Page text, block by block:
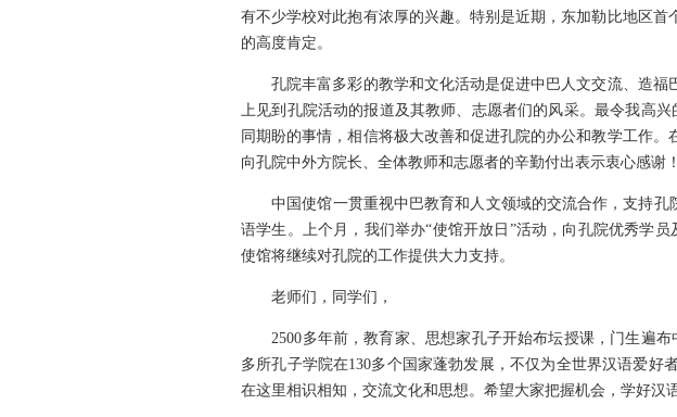
有不少学校对此抱有浓厚的兴趣。特别是近期，东加勒比地区
的高度肯定。
孔院丰富多彩的教学和文化活动是促进中巴人文交流、造福
上见到孔院活动的报道及其教师、志愿者们的风采。最令我高
同期盼的事情，相信将极大改善和促进孔院的办公和教学工作
向孔院中外方院长、全体教师和志愿者的辛勤付出表示衷心感谢！
中国使馆一贯重视中巴教育和人文领域的交流合作，支持孔
语学生。上个月，我们举办“使馆开放日”活动，向孔院优秀学
使馆将继续对孔院的工作提供大力支持。
老师们，同学们，
2500多年前，教育家、思想家孔子开始布坛授课，门生遍布
多所孔子学院在130多个国家蓬勃发展，不仅为全世界汉语爱
在这里相识相知，交流文化和思想。希望大家把握机会，学好汉